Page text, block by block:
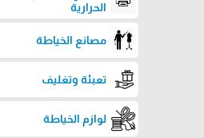
الحرارية
مصانع الخياطة
تعبئة وتغليف
لوازم الخياطة